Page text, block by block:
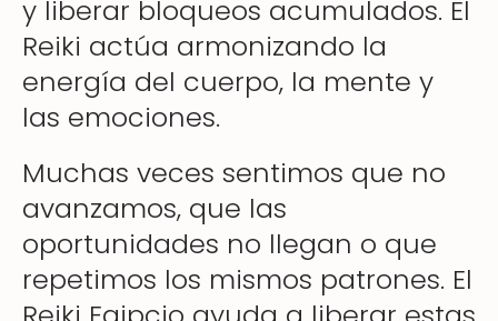
y liberar bloqueos acumulados. El
Reiki actúa armonizando la
energía del cuerpo, la mente y
las emociones.
Muchas veces sentimos que no
avanzamos, que las
oportunidades no llegan o que
repetimos los mismos patrones. El